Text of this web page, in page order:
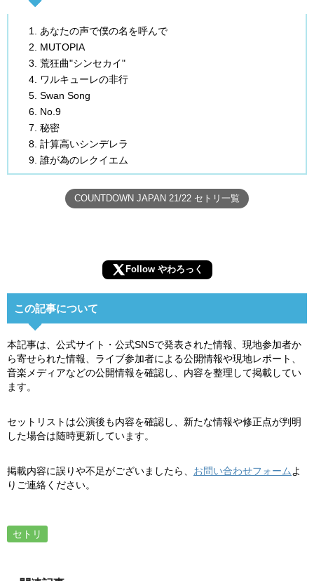
あなたの声で僕の名を呼んで
MUTOPIA
荒狂曲"シンセカイ"
ワルキューレの非行
Swan Song
No.9
秘密
計算高いシンデレラ
誰が為のレクイエム
COUNTDOWN JAPAN 21/22 セトリ一覧
Follow やわろっく
この記事について
本記事は、公式サイト・公式SNSで発表された情報、現地参加者か
ら寄せられた情報、ライブ参加者による公開情報や現地レポート、
音楽メディアなどの公開情報を確認し、内容を整理して掲載してい
ます。
セットリストは公演後も内容を確認し、新たな情報や修正点が判明
した場合は随時更新しています。
掲載内容に誤りや不足がございましたら、 お問い合わせフォームよ
りご連絡ください。
セトリ